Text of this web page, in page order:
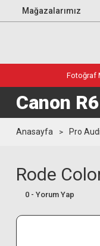
Mağazalarımız
Fotoğraf
Canon
Anasayfa Pro
Rode
0 - Yorum Yap